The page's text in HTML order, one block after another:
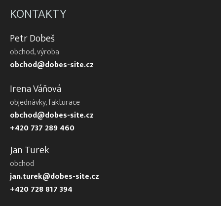
KONTAKTY
Petr Dobeš
obchod, výroba
obchod@dobes-site.cz
Irena Váňová
objednávky, fakturace
obchod@dobes-site.cz
+420 737 289 460
Jan Turek
obchod
jan.turek@dobes-site.cz
+420 728 817 394